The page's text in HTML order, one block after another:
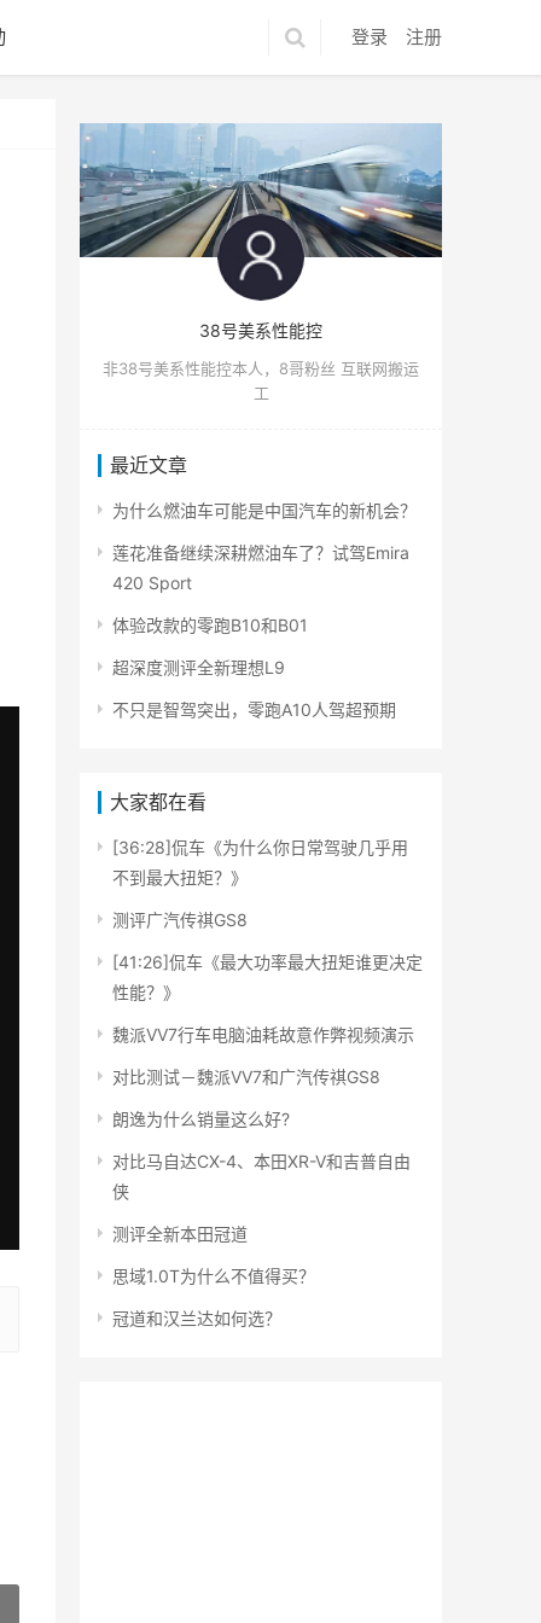
登录 注册
38号美系性能控
非38号美系性能控本人，8哥粉丝 互联网搬运
工
最近文章
为什么燃油车可能是中国汽车的新机会？
莲花准备继续深耕燃油车了？试驾Emira
420 Sport
体验改款的零跑B10和B01
超深度测评全新理想L9
不只是智驾突出，零跑A10人驾超预期
大家都在看
[36:28]侃车《为什么你日常驾驶几乎用
不到最大扭矩？》
测评广汽传祺GS8
[41:26]侃车《最大功率最大扭矩谁更决定
性能？》
魏派VV7行车电脑油耗故意作弊视频演示
对比测试－魏派VV7和广汽传祺GS8
朗逸为什么销量这么好?
对比马自达CX-4、本田XR-V和吉普自由
侠
测评全新本田冠道
思域1.0T为什么不值得买？
冠道和汉兰达如何选？